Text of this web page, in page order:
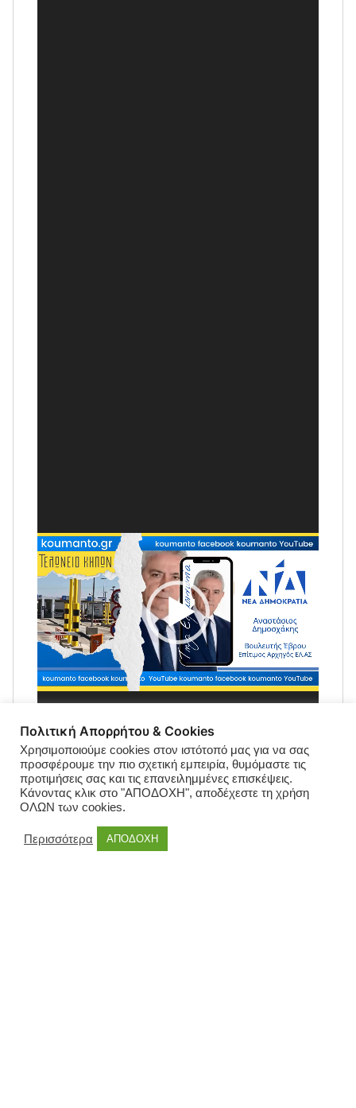
Πολιτική Απορρήτου & Cookies
Χρησιμοποιούμε cookies στον ιστότοπό μας για να σας
προσφέρουμε την πιο σχετική εμπειρία, θυμόμαστε τις
προτιμήσεις σας και τις επανειλημμένες επισκέψεις.
Κάνοντας κλικ στο "ΑΠΟΔΟΧΗ", αποδέχεστε τη χρήση
ΟΛΩΝ των cookies.
Περισσότερα ΑΠΟΔΟΧΗ